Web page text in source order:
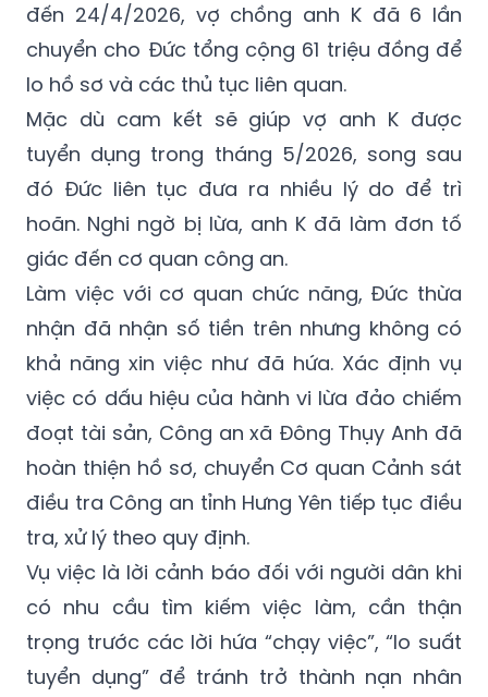
đến 24/4/2026, vợ chồng anh K đã 6 lần
chuyển cho Đức tổng cộng 61 triệu đồng để
lo hồ sơ và các thủ tục liên quan.
Mặc dù cam kết sẽ giúp vợ anh K được
tuyển dụng trong tháng 5/2026, song sau
đó Đức liên tục đưa ra nhiều lý do để trì
hoãn. Nghi ngờ bị lừa, anh K đã làm đơn tố
giác đến cơ quan công an.
Làm việc với cơ quan chức năng, Đức thừa
nhận đã nhận số tiền trên nhưng không có
khả năng xin việc như đã hứa. Xác định vụ
việc có dấu hiệu của hành vi lừa đảo chiếm
đoạt tài sản, Công an xã Đông Thụy Anh đã
hoàn thiện hồ sơ, chuyển Cơ quan Cảnh sát
điều tra Công an tỉnh Hưng Yên tiếp tục điều
tra, xử lý theo quy định.
Vụ việc là lời cảnh báo đối với người dân khi
có nhu cầu tìm kiếm việc làm, cần thận
trọng trước các lời hứa “chạy việc”, “lo suất
tuyển dụng” để tránh trở thành nạn nhân